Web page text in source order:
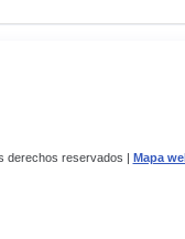
derechos reservados | Mapa